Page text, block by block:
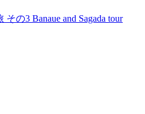
の3 Banaue and Sagada tour